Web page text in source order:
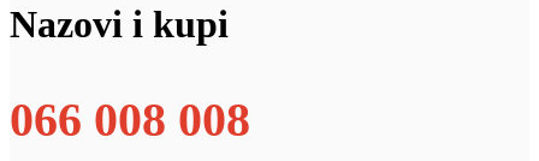
Nazovi i kupi
066 008 008